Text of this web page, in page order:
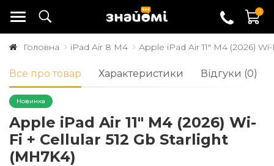
0
Головна iPad Air 8 M4 Apple iPad Air 11" M4 (2026)
Все про товар Характеристики Відгуки (0)
Новинка
Apple iPad Air 11" M4 (2026) Wi-
Fi + Cellular 512 Gb Starlight
(MH7K4)